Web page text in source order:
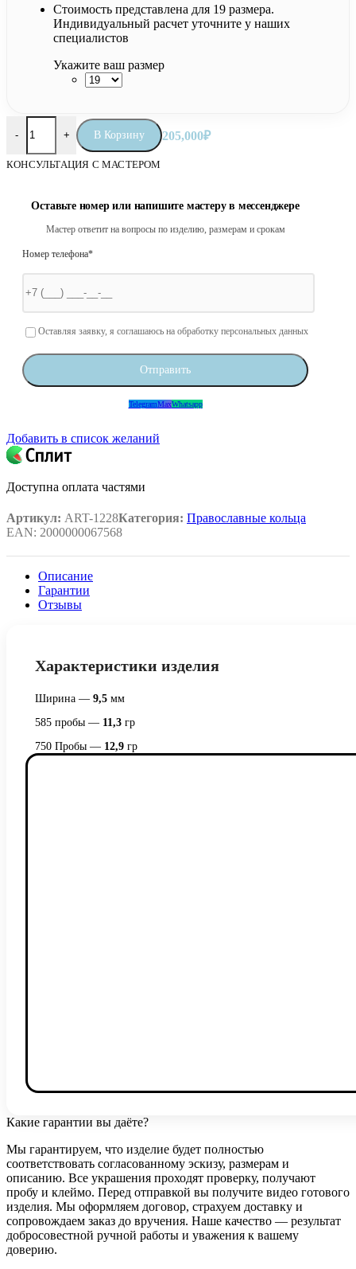
Стоимость представлена для 19 размера.
Индивидуальный расчет уточните у наших
специалистов
Укажите ваш размер
-
Количество товара Православное кольцо «Мессия»
+ В Корзину 205,000₽
КОНСУЛЬТАЦИЯ С МАСТЕРОМ
Оставьте номер или напишите мастеру в мессенджере
Мастер ответит на вопросы по изделию, размерам и срокам
Номер телефона*
Оставьте это поле пустым.
Оставляя заявку, я соглашаюсь на обработку персональных данных
TelegramMaxWhatsapp
Добавить в список желаний
Доступна оплата частями
Артикул: ART-1228Категория: Православные кольца
EAN: 2000000067568
Описание
Гарантии
Отзывы
Характеристики изделия
Ширина — 9,5 мм
585 пробы — 11,3 гр
750 Пробы — 12,9 гр
Какие гарантии вы даёте?
Мы гарантируем, что изделие будет полностью
соответствовать согласованному эскизу, размерам и
описанию. Все украшения проходят проверку, получают
пробу и клеймо. Перед отправкой вы получите видео готового
изделия. Мы оформляем договор, страхуем доставку и
сопровождаем заказ до вручения. Наше качество — результат
добросовестной ручной работы и уважения к вашему
доверию.